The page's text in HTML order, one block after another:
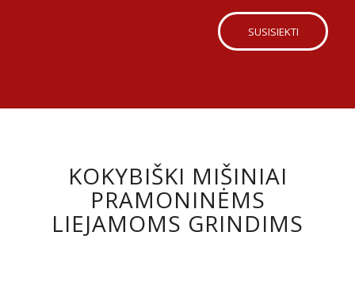
SUSISIEKTI
KOKYBIŠKI MIŠINIAI
PRAMONINĖMS
LIEJAMOMS GRINDIMS